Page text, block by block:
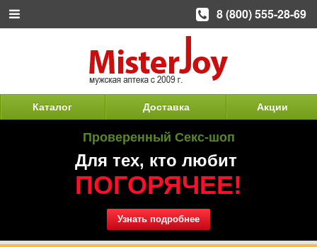
Каталог Доставка Акции
Проверенный Секс-шоп
Для тех, кто любит
ПОГОРЯЧЕЕ!
Узнать подробнее
8 (800) 555-28-69